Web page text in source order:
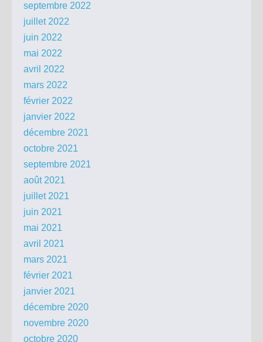
septembre 2022
juillet 2022
juin 2022
mai 2022
avril 2022
mars 2022
février 2022
janvier 2022
décembre 2021
octobre 2021
septembre 2021
août 2021
juillet 2021
juin 2021
mai 2021
avril 2021
mars 2021
février 2021
janvier 2021
décembre 2020
novembre 2020
octobre 2020